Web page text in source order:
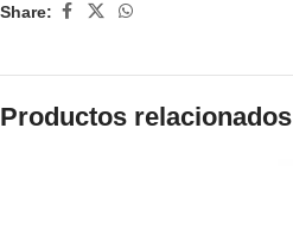
Share:
Productos relacionados